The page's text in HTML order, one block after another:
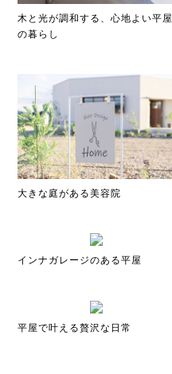
木と光が調和する、心地よい平屋
の暮らし
大きな庭がある美容院
インナガレージのある平屋
平屋で叶える贅沢な日常